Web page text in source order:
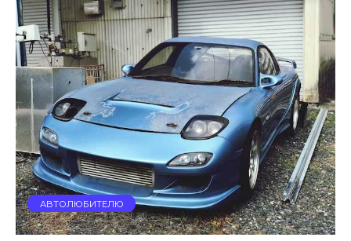
АВТОЛЮБИТЕЛЮ